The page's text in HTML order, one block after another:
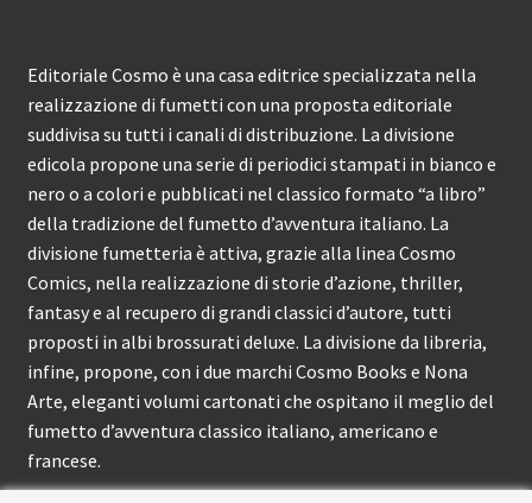
Editoriale Cosmo è una casa editrice specializzata nella
realizzazione di fumetti con una proposta editoriale
suddivisa su tutti i canali di distribuzione. La divisione
edicola propone una serie di periodici stampati in bianco e
nero o a colori e pubblicati nel classico formato “a libro”
della tradizione del fumetto d’avventura italiano. La
divisione fumetteria è attiva, grazie alla linea Cosmo
Comics, nella realizzazione di storie d’azione, thriller,
fantasy e al recupero di grandi classici d’autore, tutti
proposti in albi brossurati deluxe. La divisione da libreria,
infine, propone, con i due marchi Cosmo Books e Nona
Arte, eleganti volumi cartonati che ospitano il meglio del
fumetto d’avventura classico italiano, americano e
francese.